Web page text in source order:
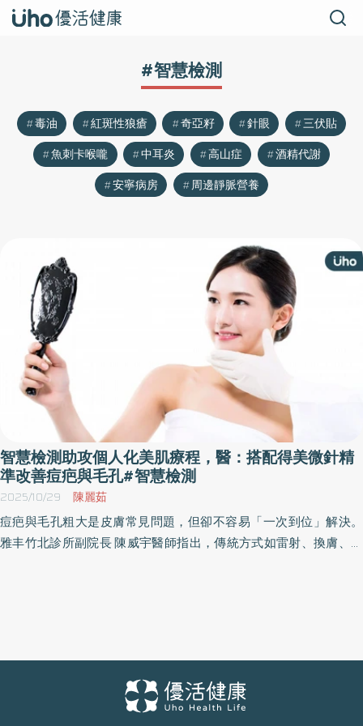
#智慧檢測
毒油 紅斑性狼瘡 奇亞籽 針眼
三伏貼
魚刺卡喉嚨
中耳炎 高山症
酒精代謝
安寧病房
周邊靜脈營養
智慧檢測助攻個人化美肌療程，醫：搭配得美微針精
準改善痘疤與毛孔#智慧檢測
2025/10/29 陳麗茹
痘疤與毛孔粗大是皮膚常見問題，但卻不容易「一次到位」解決。
雅丰竹北診所副院長 陳威宇醫師指出，傳統方式如雷射、換膚、外
針啟動膠原新生的個人化治療 因應醫美走向「個人化治療」的趨
勢，「得美微針（Dermapen）」成為臨床常見的新型療程。 陳威